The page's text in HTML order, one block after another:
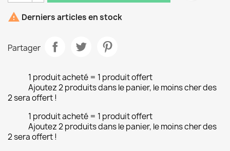
 Derniers articles en stock
Partager
1 produit acheté = 1 produit offert
Ajoutez 2 produits dans le panier, le moins cher des
2 sera offert !
1 produit acheté = 1 produit offert
Ajoutez 2 produits dans le panier, le moins cher des
2 sera offert !